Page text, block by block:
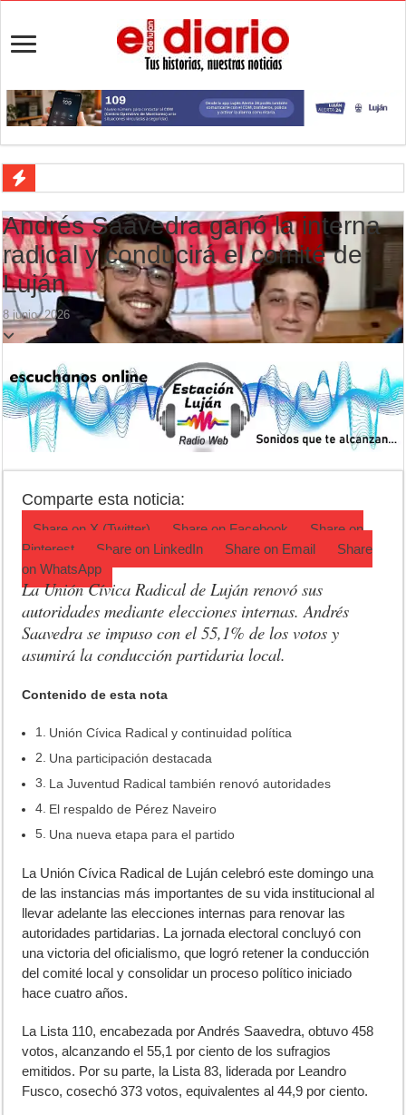
Luján cayó ante Central Córdoba y terminó con nueve jugadores
Peregrinación de veteranos de Malvinas: Luján será sede del primer
Luján defiende la punta ante Central Córdoba
Veredas nuevas en la escuela 21: cómo avanza la obra en La Loma
Aportes para los JJ.BB: la Provincia repartió $554,5 millones entre
Flandria afronta una final anticipada ante UAI Urquiza
Crimen en el Lanusse: murió una mujer y detuvieron a su pareja
Actividades en Luján: qué hacer este fin de semana
Andrés Saavedra ganó la interna
radical y conducirá el comité de
Luján
8 junio, 2026
Comparte esta noticia:
Share on X (Twitter) Share on Facebook
Share on
Pinterest
Share on LinkedIn Share on Email
Share
onWhatsApp
La Unión Cívica Radical de Luján renovó sus
autoridades mediante elecciones internas. Andrés
Saavedra se impuso con el 55,1% de los votos y
asumirá la conducción partidaria local.
Contenido de esta nota
Unión Cívica Radical y continuidad política
Una participación destacada
La Juventud Radical también renovó autoridades
El respaldo de Pérez Naveiro
Una nueva etapa para el partido
La Unión Cívica Radical de Luján celebró este domingo una
de las instancias más importantes de su vida institucional al
llevar adelante las elecciones internas para renovar las
autoridades partidarias. La jornada electoral concluyó con
una victoria del oficialismo, que logró retener la conducción
del comité local y consolidar un proceso político iniciado
hace cuatro años.
La Lista 110, encabezada por Andrés Saavedra, obtuvo 458
votos, alcanzando el 55,1 por ciento de los sufragios
emitidos. Por su parte, la Lista 83, liderada por Leandro
Fusco, cosechó 373 votos, equivalentes al 44,9 por ciento.